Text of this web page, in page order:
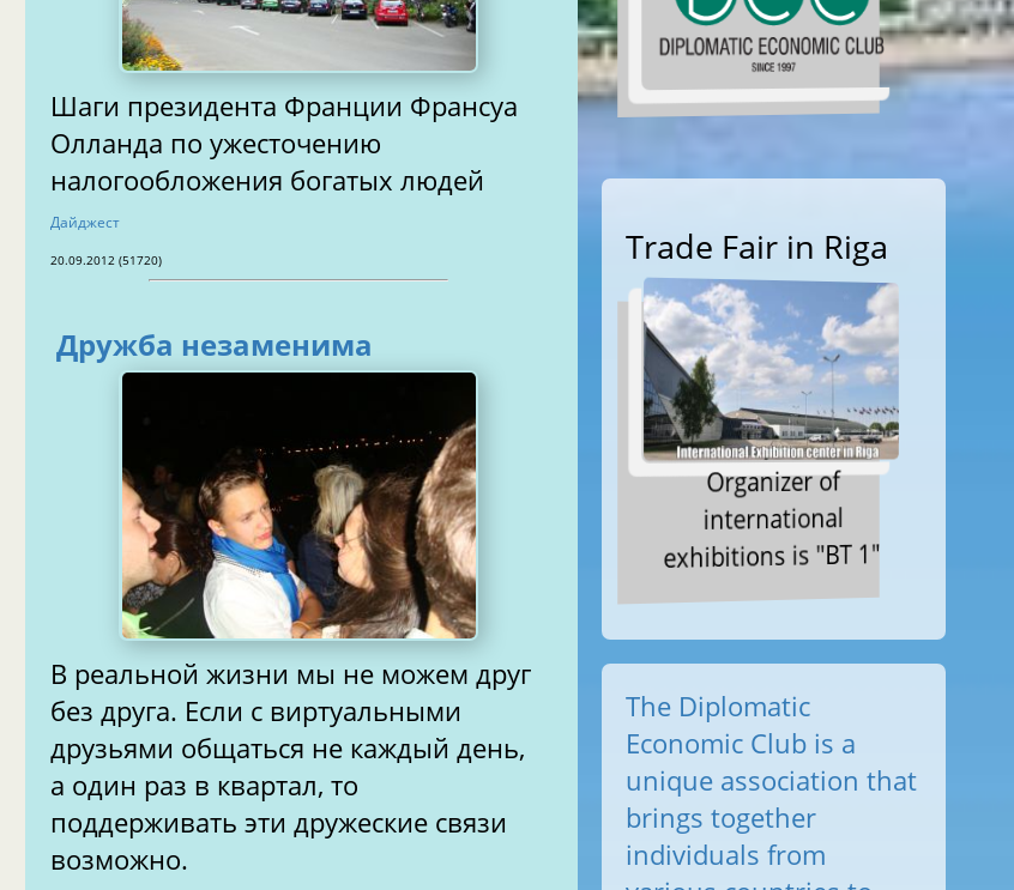
Шаги президента Франции Франсуа
Олланда по ужесточению
налогообложения богатых людей
Дайджест
20.09.2012 (51720)
Дружба незаменима
В реальной жизни мы не можем друг
без друга. Если с виртуальными
друзьями общаться не каждый день,
а один раз в квартал, то
поддерживать эти дружеские связи
возможно.
Trade Fair in Riga
Organizer of
international
exhibitions is "BT 1"
The Diplomatic
Economic Club is a
unique association that
brings together
individuals from